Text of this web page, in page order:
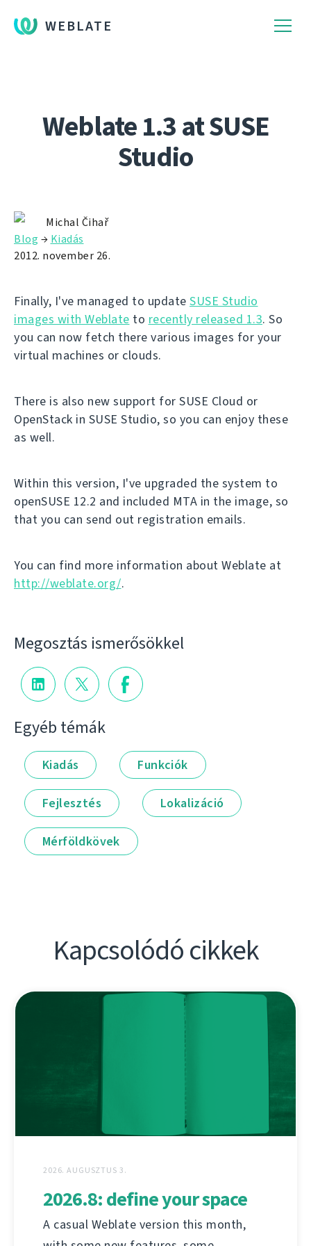
WEBLATE
Weblate 1.3 at SUSE
Studio
Michal Čihař
Blog → Kiadás
2012. november 26.
Finally, I've managed to update SUSE Studio
images with Weblate to recently released 1.3. So
you can now fetch there various images for your
virtual machines or clouds.
There is also new support for SUSE Cloud or
OpenStack in SUSE Studio, so you can enjoy these
as well.
Within this version, I've upgraded the system to
openSUSE 12.2 and included MTA in the image, so
that you can send out registration emails.
You can find more information about Weblate at
http://weblate.org/.
Megosztás ismerősökkel
Egyéb témák
Kiadás Funkciók
Fejlesztés Lokalizáció
Mérföldkövek
Kapcsolódó cikkek
2026. AUGUSZTUS 3.
2026.8: define your space
A casual Weblate version this month,